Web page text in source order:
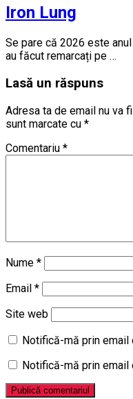
Iron Lung
Se pare că 2026 este
au făcut remarcați pe …
Lasă un răspuns
Adresa ta de email nu va
sunt marcate cu *
Comentariu *
Nume *
Email *
Site web
Notifică-mă prin email
Notifică-mă prin email